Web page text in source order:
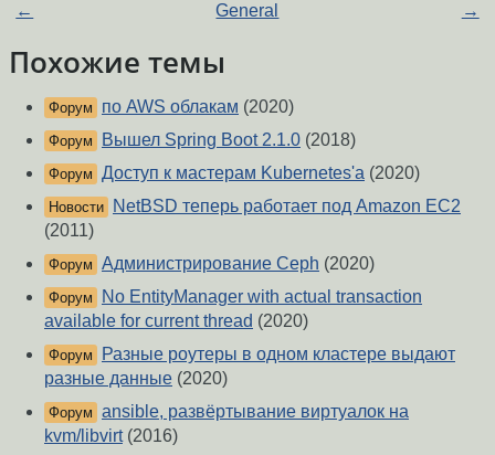
← General →
Похожие темы
Форум по AWS облакам (2020)
Форум Вышел Spring Boot 2.1.0 (2018)
Форум Доступ к мастерам Kubernetes'а (2020)
Новости
NetBSD теперь работает под Amazon EC2
(2011)
Форум Администрирование Ceph (2020)
Форум
No EntityManager with actual transaction
available for current thread (2020)
Форум
Разные роутеры в одном кластере выдают
разные данные (2020)
Форум ansible, развёртывание виртуалок на
kvm/libvirt(2016)